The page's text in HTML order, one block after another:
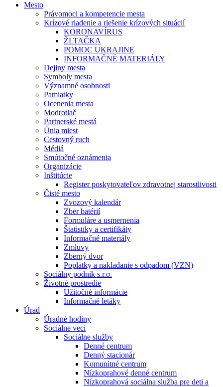
Mesto
Právomoci a kompetencie mesta
Krízové riadenie a riešenie krízových situácií
KORONAVÍRUS
ŽLTAČKA
POMOC UKRAJINE
INFORMAČNÉ MATERIÁLY
Dejiny mesta
Symboly mesta
Významné osobnosti
Pamiatky
Ocenenia mesta
Modrotlač
Partnerské mestá
Únia miest
Cestovný ruch
Médiá
Smútočné oznámenia
Organizácie
Inštitúcie
Register poskytovateľov zdravotnej starostlivosti
Čisté mesto
Zvozový kalendár
Zber batérií
Formuláre a usmernenia
Štatistiky a certifikáty
Informačné materiály
Zmluvy
Zberný dvor
Poplatky a nakladanie s odpadom (VZN)
Sociálny podnik s.r.o.
Životné prostredie
Užitočné informácie
Informačné letáky
Úrad
Úradné hodiny
Sociálne veci
Sociálne služby
Denné centrum
Denný stacionár
Komunitné centrum
Nízkoprahové denné centrum
Nízkoprahová sociálna služba pre deti a